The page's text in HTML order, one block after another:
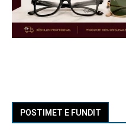
POSTIMET E FUNDIT